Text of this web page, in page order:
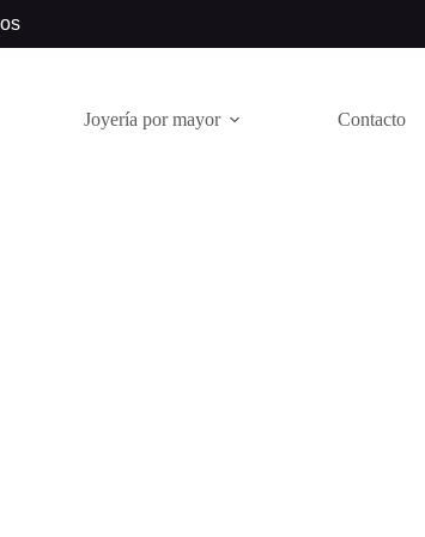
Joyería por mayor Contacto